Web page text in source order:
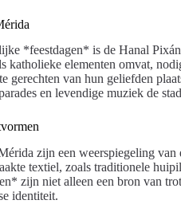
*feestdagen* is de Hanal
katholieke elementen omvat,
gerechten van hun geliefden
en levendige muziek de
zijn een weerspiegeling
textiel, zoals traditionele
zijn niet alleen een bron van
identiteit.